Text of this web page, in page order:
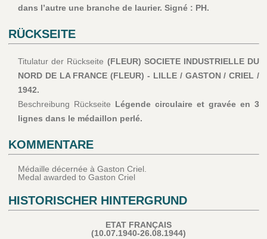
dans l’autre une branche de laurier. Signé : PH.
RÜCKSEITE
Titulatur der Rückseite (FLEUR) SOCIETE INDUSTRIELLE DU
NORD DE LA FRANCE (FLEUR) - LILLE / GASTON / CRIEL /
1942.
Beschreibung Rückseite Légende circulaire et gravée en 3
lignes dans le médaillon perlé.
KOMMENTARE
Médaille décernée à Gaston Criel.
Medal awarded to Gaston Criel
HISTORISCHER HINTERGRUND
ETAT FRANÇAIS
(10.07.1940-26.08.1944)